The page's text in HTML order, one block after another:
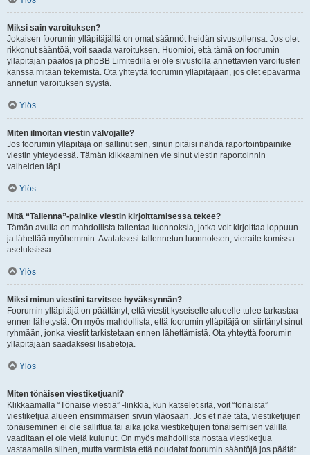
Miksi sain varoituksen?
Jokaisen foorumin ylläpitäjällä on omat säännöt heidän sivustollensa. Jos olet
rikkonut sääntöä, voit saada varoituksen. Huomioi, että tämä on foorumin
ylläpitäjän päätös ja phpBB Limitedillä ei ole sivustolla annettavien varoitusten
kanssa mitään tekemistä. Ota yhteyttä foorumin ylläpitäjään, jos olet epävarma
annetun varoituksen syystä.
Ylös
Miten ilmoitan viestin valvojalle?
Jos foorumin ylläpitäjä on sallinut sen, sinun pitäisi nähdä raportointipainike
viestin yhteydessä. Tämän klikkaaminen vie sinut viestin raportoinnin
vaiheiden läpi.
Ylös
Mitä “Tallenna”-painike viestin kirjoittamisessa tekee?
Tämän avulla on mahdollista tallentaa luonnoksia, jotka voit kirjoittaa loppuun
ja lähettää myöhemmin. Avataksesi tallennetun luonnoksen, vieraile komissa
asetuksissa.
Ylös
Miksi minun viestini tarvitsee hyväksynnän?
Foorumin ylläpitäjä on päättänyt, että viestit kyseiselle alueelle tulee tarkastaa
ennen lähetystä. On myös mahdollista, että foorumin ylläpitäjä on siirtänyt sinut
ryhmään, jonka viestit tarkistetaan ennen lähettämistä. Ota yhteyttä foorumin
ylläpitäjään saadaksesi lisätietoja.
Ylös
Miten tönäisen viestiketjuani?
Klikkaamalla “Tönaise viestiä” -linkkiä, kun katselet sitä, voit “tönäistä”
viestiketjua alueen ensimmäisen sivun yläosaan. Jos et näe tätä, viestiketjujen
tönäiseminen ei ole sallittua tai aika joka viestiketjujen tönäisemisen välillä
vaaditaan ei ole vielä kulunut. On myös mahdollista nostaa viestiketjua
vastaamalla siihen, mutta varmista että noudatat foorumin sääntöjä jos päätät